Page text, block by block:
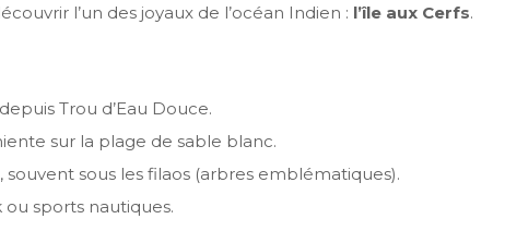
l’un des joyaux de l’océan Indien : l’île aux Cerfs.
Trou d’Eau Douce.
sur la plage de sable blanc.
sous les filaos (arbres emblématiques).
sports nautiques.